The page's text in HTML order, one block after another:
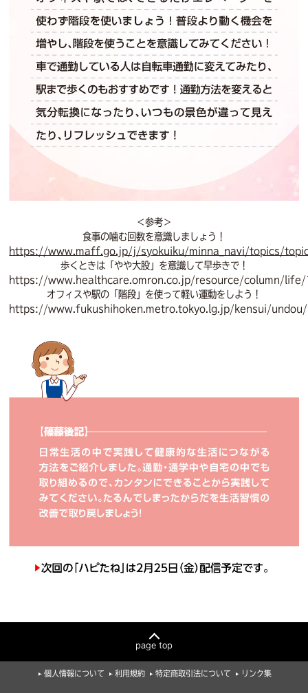
＜参考＞
食事の噛む回数を意識しましょう！
https://www.maff.go.jp/j/syokuiku/minna_navi/topics/
歩くときは「やや大股」を意識して早歩きで！
https://www.healthcare.omron.co.jp/resource/column/
オフィスや駅の「階段」を使って軽い運動をしよう！
https://www.fukushihoken.metro.tokyo.lg.jp/kensui/
page top
個人情報について 利用規約 特定商取引法について リンク集